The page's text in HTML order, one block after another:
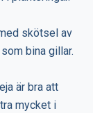
skötsel av
bina gillar.
är bra att
mycket i